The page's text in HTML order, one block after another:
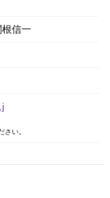
根信一
い。